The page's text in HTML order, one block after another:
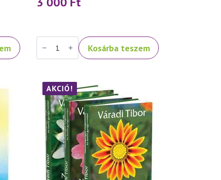
Váradi
Tibor:
Az
helyes
önszeretet
útja
mennyiség
Kosárba teszem
AKCIÓ!